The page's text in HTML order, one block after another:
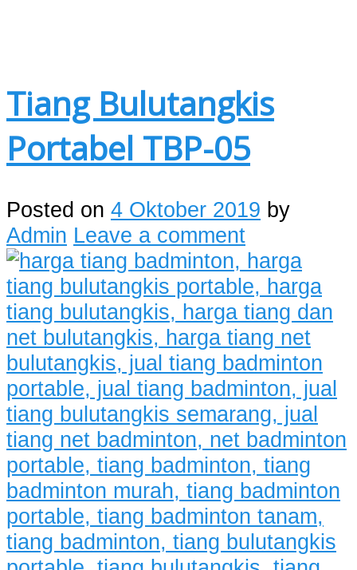
Tiang Bulutangkis
Portabel TBP-05
Posted on 4 Oktober 2019 by
Admin Leave a comment